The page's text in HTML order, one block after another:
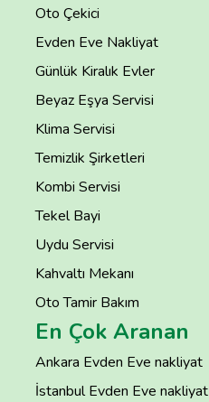
Oto Çekici
Evden Eve Nakliyat
Günlük Kiralık Evler
Beyaz Eşya Servisi
Klima Servisi
Temizlik Şirketleri
Kombi Servisi
Tekel Bayi
Uydu Servisi
Kahvaltı Mekanı
Oto Tamir Bakım
En Çok Aranan
Ankara Evden Eve nakliyat
İstanbul Evden Eve nakliyat